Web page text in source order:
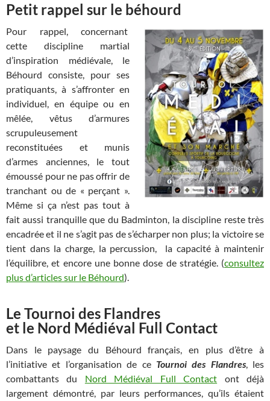
Petit rappel sur le béhourd
Pour rappel, concernant
cette discipline martial
d’inspiration médiévale, le
Béhourd consiste, pour ses
pratiquants, à s’affronter en
individuel, en équipe ou en
mêlée, vêtus d’armures
scrupuleusement
reconstituées et munis
d’armes anciennes, le tout
émoussé pour ne pas offrir de
tranchant ou de « perçant ».
Même si ça n’est pas tout à
fait aussi tranquille que du Badminton, la discipline reste très
encadrée et il ne s’agit pas de s’écharper non plus; la victoire se
tient dans la charge, la percussion, la capacité à maintenir
l’équilibre, et encore une bonne dose de stratégie. (consultez
plus d’articles sur le Béhourd).
Le Tournoi des Flandres
et le Nord Médiéval Full Contact
Dans le paysage du Béhourd français, en plus d’être à
l’initiative et l’organisation de ce Tournoi des Flandres, les
combattants du Nord Médiéval Full Contact ont déjà
largement démontré, par leurs performances, qu’ils étaient